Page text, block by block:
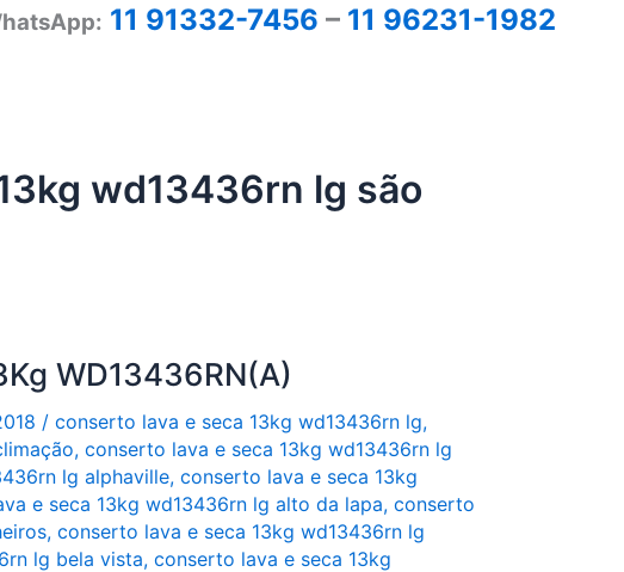
11 91332-7456 – 11 96231-1982
wd13436rn lg são
WD13436RN(A)
/ conserto lava e seca 13kg wd13436rn lg,
, conserto lava e seca 13kg wd13436rn lg
lg alphaville, conserto lava e seca 13kg
e seca 13kg wd13436rn lg alto da lapa, conserto
, conserto lava e seca 13kg wd13436rn lg
lg bela vista, conserto lava e seca 13kg